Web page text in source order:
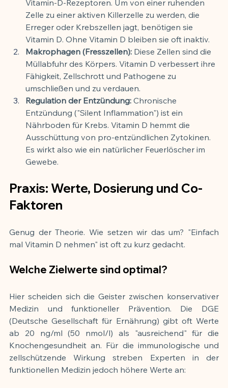
Vitamin-D-Rezeptoren. Um von einer ruhenden
Zelle zu einer aktiven Killerzelle zu werden, die
Erreger oder Krebszellen jagt, benötigen sie
Vitamin D. Ohne Vitamin D bleiben sie oft inaktiv.
Makrophagen (Fresszellen): Diese Zellen sind die
Müllabfuhr des Körpers. Vitamin D verbessert ihre
Fähigkeit, Zellschrott und Pathogene zu
umschließen und zu verdauen.
Regulation der Entzündung: Chronische
Entzündung ("Silent Inflammation") ist ein
Nährboden für Krebs. Vitamin D hemmt die
Ausschüttung von pro-entzündlichen Zytokinen.
Es wirkt also wie ein natürlicher Feuerlöscher im
Gewebe.
Praxis: Werte, Dosierung und Co-
Faktoren
Genug der Theorie. Wie setzen wir das um? "Einfach
mal Vitamin D nehmen" ist oft zu kurz gedacht.
Welche Zielwerte sind optimal?
Hier scheiden sich die Geister zwischen konservativer
Medizin und funktioneller Prävention. Die DGE
(Deutsche Gesellschaft für Ernährung) gibt oft Werte
ab 20 ng/ml (50 nmol/l) als "ausreichend" für die
Knochengesundheit an. Für die immunologische und
zellschützende Wirkung streben Experten in der
funktionellen Medizin jedoch höhere Werte an: